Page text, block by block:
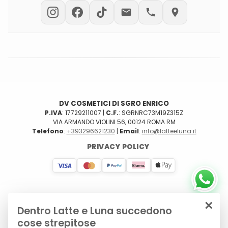
PRIVATE LABEL
DV COSMETICI DI SGRO ENRICO
P.IVA: 17729211007 | C.F.: SGRNRC73M19Z315Z
VIA ARMANDO VIOLINI 56, 00124 ROMA RM
Telefono: +393296621230 | Email: info@latteeluna.it
PRIVACY POLICY
×
Dentro Latte e Luna succedono
cose strepitose